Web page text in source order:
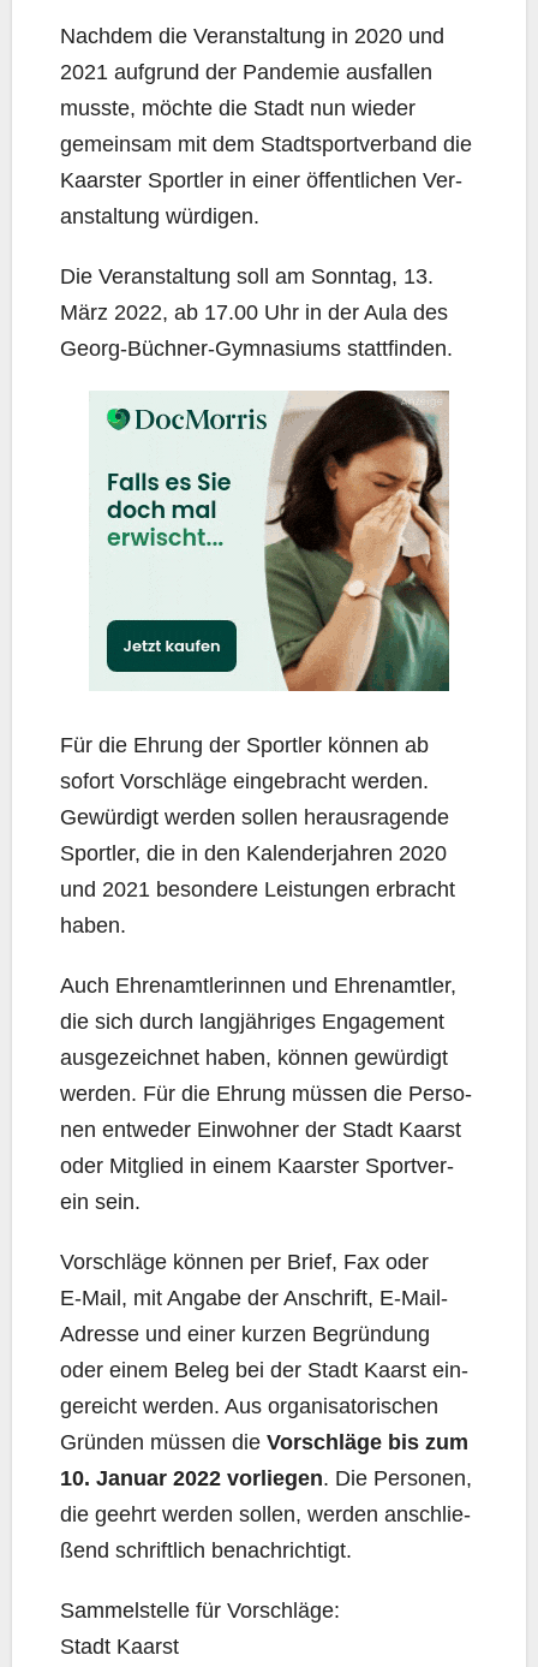
Nach­dem die Ver­an­stal­tung in 2020 und
2021 auf­grund der Pan­de­mie aus­fal­len
muss­te, möch­te die Stadt nun wie­der
gemein­sam mit dem Stadt­sport­ver­band die
Kaars­ter Sport­ler in einer öffent­li­chen Ver­
an­stal­tung würdigen.
Die Ver­an­stal­tung soll am Sonn­tag, 13.
März 2022, ab 17.00 Uhr in der Aula des
Georg-Büch­ner-Gym­na­si­ums stattfinden.
Für die Ehrung der Sport­ler kön­nen ab
sofort Vor­schlä­ge ein­ge­bracht wer­den.
Gewür­digt wer­den sol­len her­aus­ra­gen­de
Sport­ler, die in den Kalen­der­jah­ren 2020
und 2021 beson­de­re Leis­tun­gen erbracht
haben.
Auch Ehren­amt­le­rin­nen und Ehren­amt­ler,
die sich durch lang­jäh­ri­ges Enga­ge­ment
aus­ge­zeich­net haben, kön­nen gewür­digt
wer­den. Für die Ehrung müs­sen die Per­so­
nen ent­we­der Ein­woh­ner der Stadt Kaarst
oder Mit­glied in einem Kaars­ter Sport­ver­
ein sein.
Vor­schlä­ge kön­nen per Brief, Fax oder
E‑Mail, mit Anga­be der Anschrift, E‑Mail-
Adres­se und einer kur­zen Begrün­dung
oder einem Beleg bei der Stadt Kaarst ein­
ge­reicht wer­den. Aus orga­ni­sa­to­ri­schen
Grün­den müs­sen die Vor­schlä­ge bis zum
10. Janu­ar 2022 vor­lie­gen. Die Per­so­nen,
die geehrt wer­den sol­len, wer­den anschlie­
ßend schrift­lich benachrichtigt.
Sam­mel­stel­le für Vorschläge:
Stadt Kaarst